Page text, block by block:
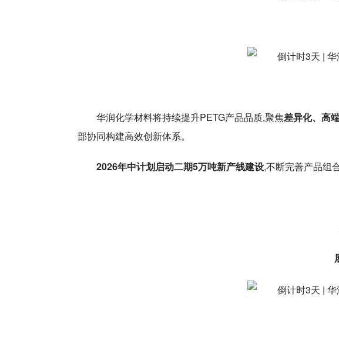
华润化学材料将持续提升PETG产品品质,聚焦差异化、高
部协同构建高效创新体系。
2026年中计划启动二期5万吨新产线建设,不断完善产品组